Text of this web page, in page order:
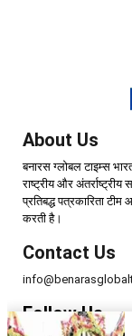
About Us
बनारस ग्लोबल टाइम्स
राष्ट्रीय और
प्रतिबद्ध पत्रकारिता
करती है।
Contact Us
Follow Us